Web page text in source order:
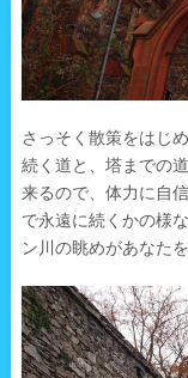
さっそく散策をはじ
続く道と、塔までの
来るので、体力に自
で永遠に続くかの様
ン川の眺めがあなた